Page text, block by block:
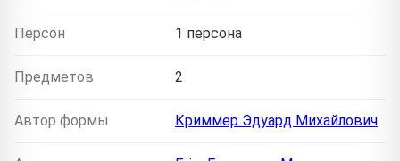
Персон 1 персона
Предметов 2
Автор формы Криммер Эдуард Михайлович